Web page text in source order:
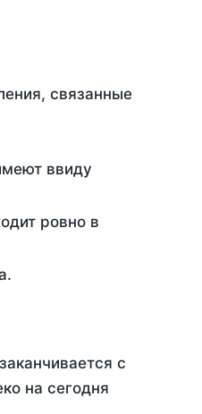
связанные
ввиду
ровно в
с
на сегодня